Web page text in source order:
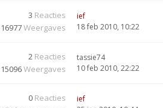
3 Reacties
16977Weergaves
ief
18 feb 2010, 10:22
2 Reacties
15096Weergaves
tassie74
10 feb 2010, 22:22
0 Reacties
ief